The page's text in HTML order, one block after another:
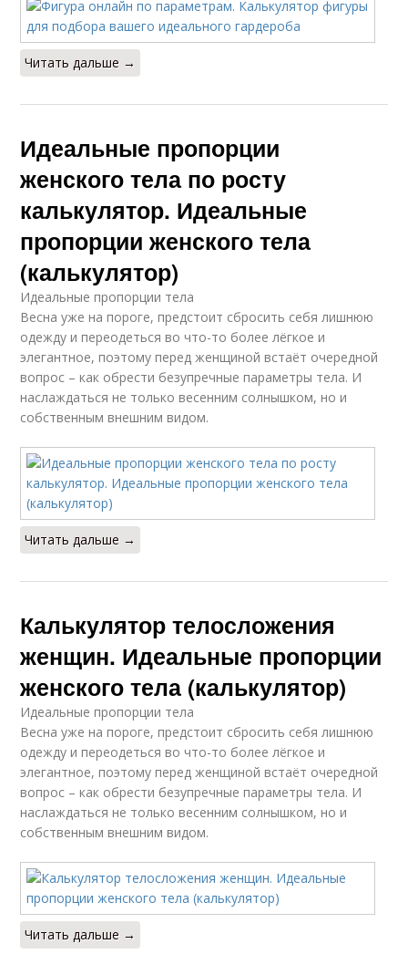
Читать дальше →
Идеальные пропорции
женского тела по росту
калькулятор. Идеальные
пропорции женского тела
(калькулятор)
Идеальные пропорции тела
Весна уже на пороге, предстоит сбросить себя лишнюю
одежду и переодеться во что-то более лёгкое и
элегантное, поэтому перед женщиной встаёт очередной
вопрос – как обрести безупречные параметры тела. И
наслаждаться не только весенним солнышком, но и
собственным внешним видом.
Читать дальше →
Калькулятор телосложения
женщин. Идеальные пропорции
женского тела (калькулятор)
Идеальные пропорции тела
Весна уже на пороге, предстоит сбросить себя лишнюю
одежду и переодеться во что-то более лёгкое и
элегантное, поэтому перед женщиной встаёт очередной
вопрос – как обрести безупречные параметры тела. И
наслаждаться не только весенним солнышком, но и
собственным внешним видом.
Читать дальше →